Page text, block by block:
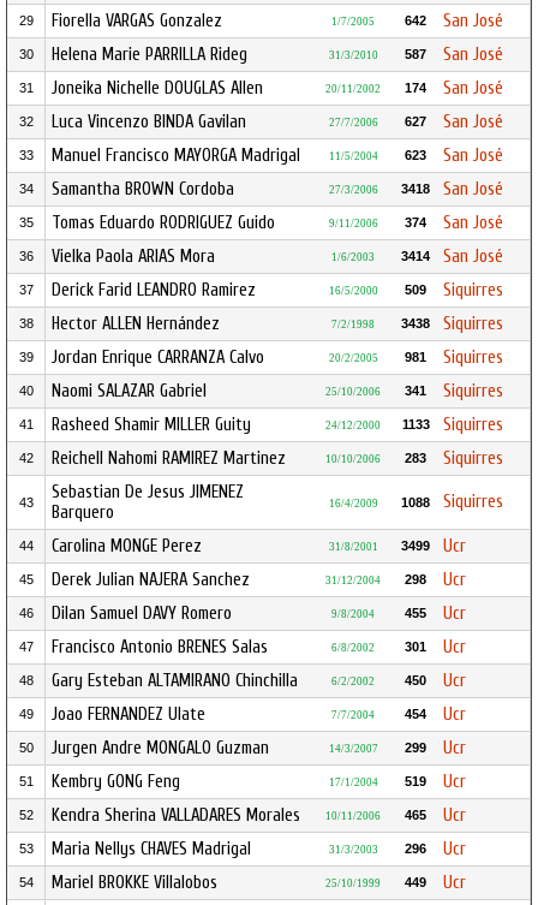
29 Fiorella VARGAS Gonzalez 1/7/2005 642 San José
30 Helena Marie PARRILLA Rideg 31/3/2010 587 San José
31 Joneika Nichelle DOUGLAS Allen 20/11/2002 174 San José
32 Luca Vincenzo BINDA Gavilan 27/7/2006 627 San José
33 Manuel Francisco MAYORGA Madrigal 11/5/2004 623 San José
34 Samantha BROWN Cordoba 27/3/2006 3418 San José
35 Tomas Eduardo RODRIGUEZ Guido 9/11/2006 374 San José
36 Vielka Paola ARIAS Mora 1/6/2003 3414 San José
37 Derick Farid LEANDRO Ramirez 16/5/2000 509 Siquirres
38 Hector ALLEN Hernández 7/2/1998 3438 Siquirres
39 Jordan Enrique CARRANZA Calvo 20/2/2005 981 Siquirres
40 Naomi SALAZAR Gabriel 25/10/2006 341 Siquirres
41 Rasheed Shamir MILLER Guity 24/12/2000 1133 Siquirres
42 Reichell Nahomi RAMIREZ Martinez 10/10/2006 283 Siquirres
43
Sebastian De Jesus JIMENEZ
Barquero
16/4/2009 1088 Siquirres
44 Carolina MONGE Perez 31/8/2001 3499 Ucr
45 Derek Julian NAJERA Sanchez 31/12/2004 298 Ucr
46 Dilan Samuel DAVY Romero 9/8/2004 455 Ucr
47 Francisco Antonio BRENES Salas 6/8/2002 301 Ucr
48 Gary Esteban ALTAMIRANO Chinchilla 6/2/2002 450 Ucr
49 Joao FERNANDEZ Ulate 7/7/2004 454 Ucr
50 Jurgen Andre MONGALO Guzman 14/3/2007 299 Ucr
51 Kembry GONG Feng 17/1/2004 519 Ucr
52 Kendra Sherina VALLADARES Morales 10/11/2006 465 Ucr
53 Maria Nellys CHAVES Madrigal 31/3/2003 296 Ucr
54 Mariel BROKKE Villalobos 25/10/1999 449 Ucr